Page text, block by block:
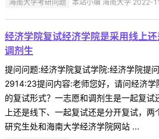
海南大学考研问题 本站小编 海南大学 2022-
经济学院复试经济学院是采用线上
调剂生
提问问题:经济学院复试学院:经济学院
2914:23提问内容:老师您好，请问经济
的复试形式？一志愿和调剂生是一起复试
上还是线下、一起复试还是分开复试，
研究生处和海南大学经济学院网站 ...